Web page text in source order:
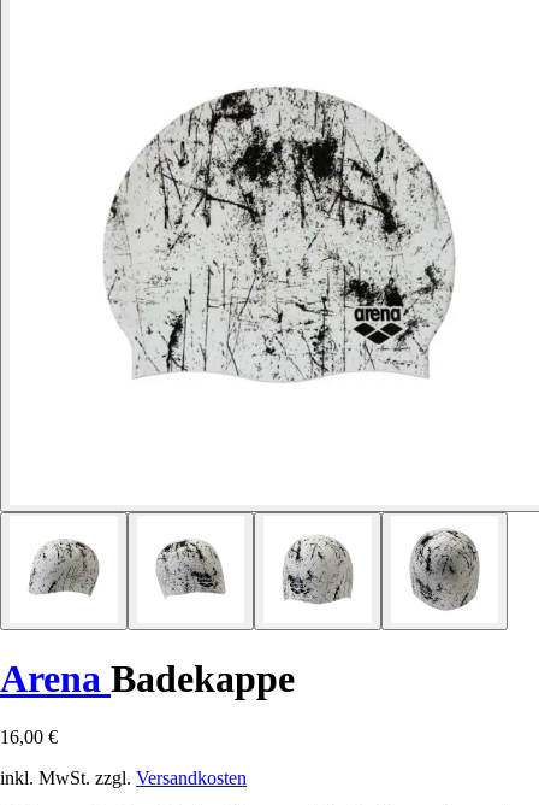
Arena Badekappe
16,00 €
inkl. MwSt. zzgl. Versandkosten